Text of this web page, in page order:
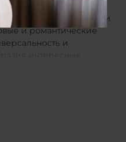
подходят для
в себе женщин. Они
и романтические
и
интересных